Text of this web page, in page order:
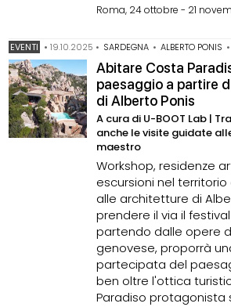
Roma, 24 ottobre - 21
EVENTI •19.10.2025 • SARDEGNA • ALBERTO PONIS •
Abitare Costa
paesaggio a partire
di Alberto Ponis
A cura di U-BOOT Lab |
anche le visite guidate
maestro
Workshop, residenze
escursioni nel
alle architetture di
prendere il via il
partendo dalle opere
genovese, proporrà
partecipata del
ben oltre l'ottica
Paradiso protagonista